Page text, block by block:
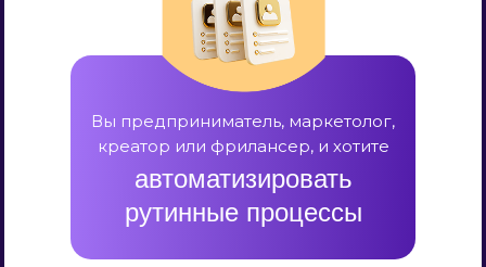
Вы предприниматель, маркетолог,
креатор или фрилансер, и хотите
автоматизировать
рутинные процессы